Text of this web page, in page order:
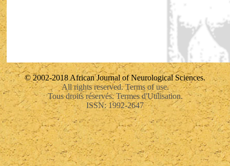
© 2002-2018 African Journal of Neurological Sciences.
All rights reserved. Terms of use.
Tous droits réservés. Termes d'Utilisation.
ISSN: 1992-2647